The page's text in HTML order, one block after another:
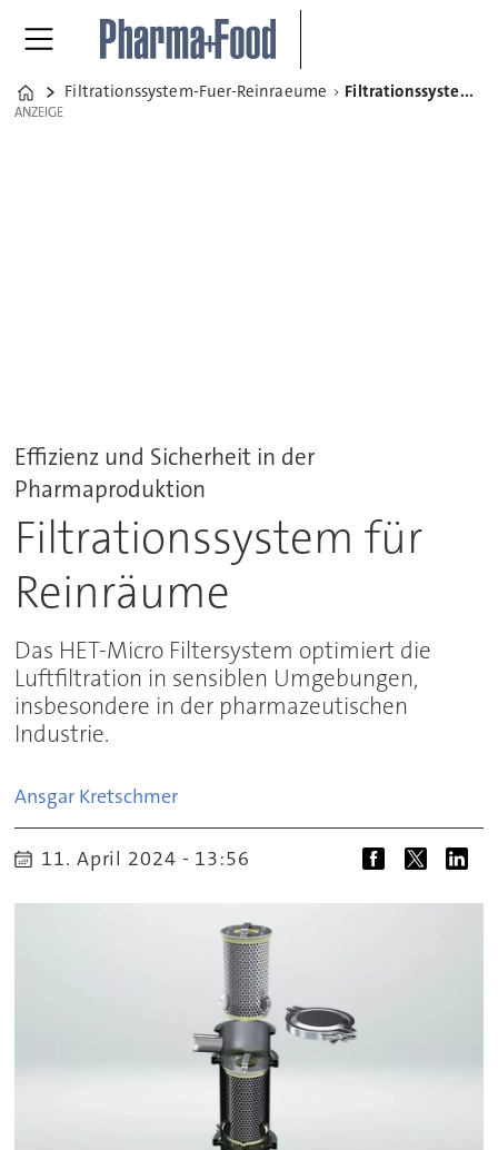
Home
Filtrationssystem-Fuer-Reinraeume Filtrationssystem für Reinräume
ANZEIGE
ANZEIGE
Effizienz und Sicherheit in der
Pharmaproduktion
Filtrationssystem für
Reinräume
Das HET-Micro Filtersystem optimiert die
Luftfiltration in sensiblen Umgebungen,
insbesondere in der pharmazeutischen
Industrie.
Ansgar Kretschmer
11. April 2024 - 13:56